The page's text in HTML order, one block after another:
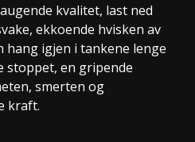
kvalitet, last ned
ekkoende hvisken av
hang igjen i tankene lenge
stoppet, en gripende
smerten og
kraft.